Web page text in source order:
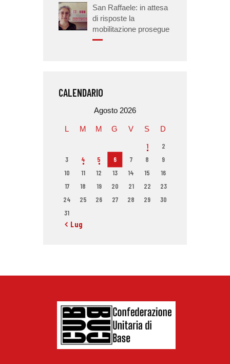
San Raffaele: in attesa
di risposte la
mobilitazione prosegue
CALENDARIO
Agosto 2026
L M M G V S D
1
2
3
4 5 6 7 8
9
10
11 12 13 14 15
16
17
18 19 20 21 22
23
24
25 26 27 28 29
30
31
« Lug